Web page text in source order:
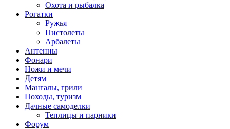
Охота и рыбалка
Рогатки
Ружья
Пистолеты
Арбалеты
Антенны
Фонари
Ножи и мечи
Детям
Мангалы, грили
Походы, туризм
Дачные самоделки
Теплицы и парники
Форум